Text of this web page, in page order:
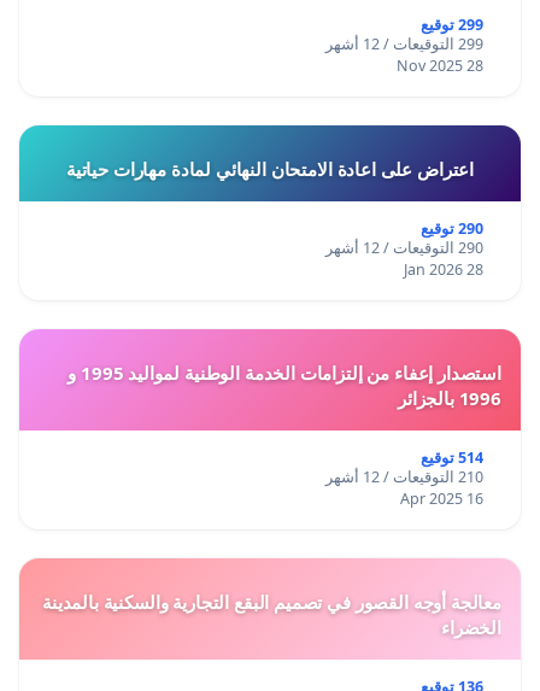
299 توقيع
299 التوقيعات / 12 أشهر
28 Nov 2025
اعتراض على اعادة الامتحان النهائي لمادة مهارات حياتية
290 توقيع
290 التوقيعات / 12 أشهر
28 Jan 2026
استصدار إعفاء من إلتزامات الخدمة الوطنية لمواليد 1995 و
1996 بالجزائر
514 توقيع
210 التوقيعات / 12 أشهر
16 Apr 2025
معالجة أوجه القصور في تصميم البقع التجارية والسكنية بالمدينة
الخضراء